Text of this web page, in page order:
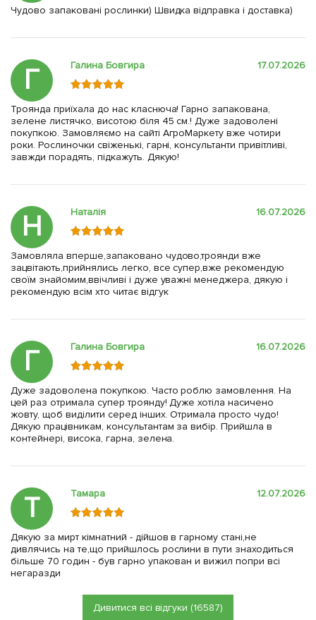
Чудово запаковані рослинки) Швидка відправка і доставка)
Г Галина Бовгира 17.07.2026
Троянда приїхала до нас класнюча! Гарно запакована,
зелене листячко, висотою біля 45 см.! Дуже задоволені
покупкою. Замовляємо на сайті АгроМаркету вже чотири
роки. Рослиночки свіженькі, гарні, консультанти привітливі,
завжди порадять, підкажуть. Дякую!
Н Наталія 16.07.2026
Замовляла вперше,запаковано чудово,троянди вже
зацвітають,прийнялись легко, все супер,вже рекомендую
своїм знайомим,ввічливі і дуже уважні менеджера, дякую і
рекомендую всім хто читає відгук
Г Галина Бовгира 16.07.2026
Дуже задоволена покупкою. Часто роблю замовлення. На
цей раз отримала супер троянду! Дуже хотіла насичено
жовту, щоб виділити серед інших. Отримала просто чудо!
Дякую працівникам, консультантам за вибір. Прийшла в
контейнері, висока, гарна, зелена.
Т Тамара 12.07.2026
Дякую за мирт кімнатний - дійшов в гарному стані,не
дивлячись на те,що прийшлось рослини в пути знаходиться
більше 70 годин - був гарно упакован и вижил попри всі
негаразди
Дивитися всі відгуки (16587)